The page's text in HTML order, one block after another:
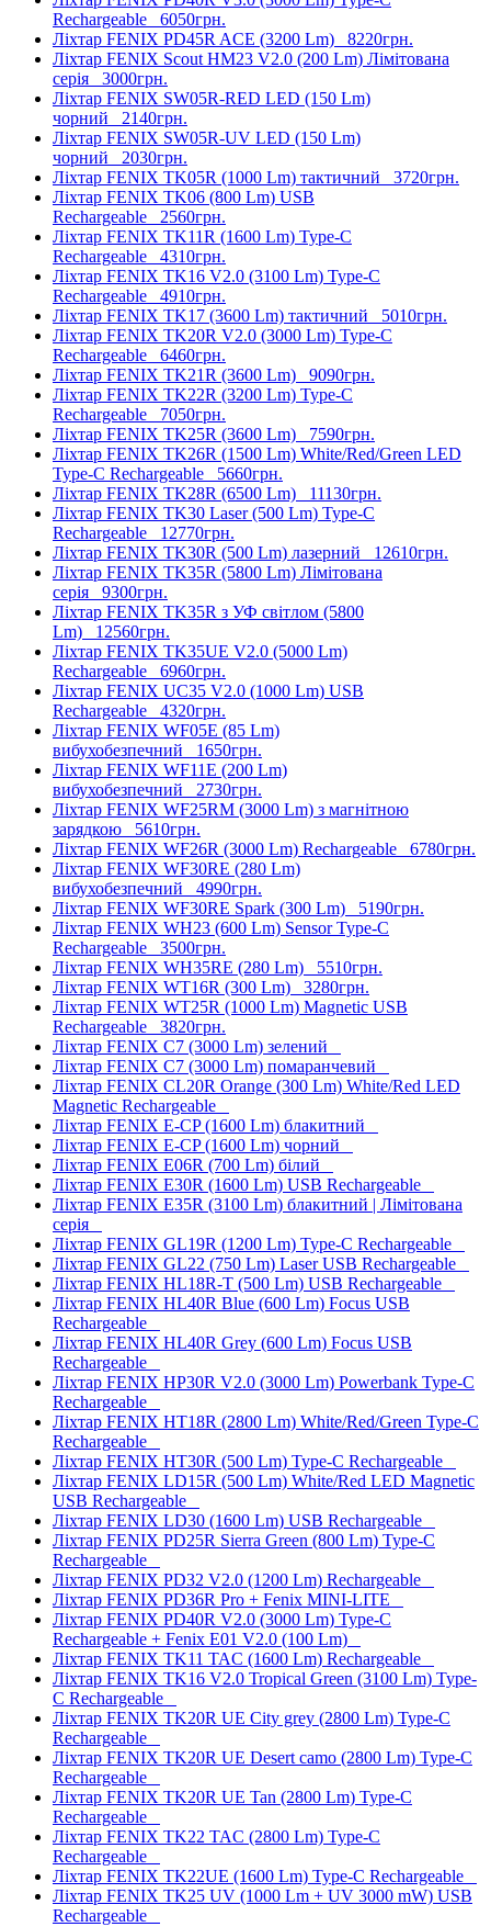
Rechargeable 6050грн.
Ліхтар FENIX PD45R ACE (3200 Lm) 8220грн.
Ліхтар FENIX Scout HM23 V2.0 (200 Lm) Лімітована
серія 3000грн.
Ліхтар FENIX SW05R-RED LED (150 Lm)
чорний 2140грн.
Ліхтар FENIX SW05R-UV LED (150 Lm)
чорний 2030грн.
Ліхтар FENIX TK05R (1000 Lm) тактичний 3720грн.
Ліхтар FENIX TK06 (800 Lm) USB
Rechargeable 2560грн.
Ліхтар FENIX TK11R (1600 Lm) Type-C
Rechargeable 4310грн.
Ліхтар FENIX TK16 V2.0 (3100 Lm) Type-C
Rechargeable 4910грн.
Ліхтар FENIX TK17 (3600 Lm) тактичний 5010грн.
Ліхтар FENIX TK20R V2.0 (3000 Lm) Type-C
Rechargeable 6460грн.
Ліхтар FENIX TK21R (3600 Lm) 9090грн.
Ліхтар FENIX TK22R (3200 Lm) Type-C
Rechargeable 7050грн.
Ліхтар FENIX TK25R (3600 Lm) 7590грн.
Ліхтар FENIX TK26R (1500 Lm) White/Red/Green LED
Type-C Rechargeable 5660грн.
Ліхтар FENIX TK28R (6500 Lm) 11130грн.
Ліхтар FENIX TK30 Laser (500 Lm) Type-C
Rechargeable 12770грн.
Ліхтар FENIX TK30R (500 Lm) лазерний 12610грн.
Ліхтар FENIX TK35R (5800 Lm) Лімітована
серія 9300грн.
Ліхтар FENIX TK35R з УФ світлом (5800
Lm) 12560грн.
Ліхтар FENIX TK35UE V2.0 (5000 Lm)
Rechargeable 6960грн.
Ліхтар FENIX UC35 V2.0 (1000 Lm) USB
Rechargeable 4320грн.
Ліхтар FENIX WF05E (85 Lm)
вибухобезпечний 1650грн.
Ліхтар FENIX WF11E (200 Lm)
вибухобезпечний 2730грн.
Ліхтар FENIX WF25RM (3000 Lm) з магнітною
зарядкою 5610грн.
Ліхтар FENIX WF26R (3000 Lm) Rechargeable 6780грн.
Ліхтар FENIX WF30RE (280 Lm)
вибухобезпечний 4990грн.
Ліхтар FENIX WF30RE Spark (300 Lm) 5190грн.
Ліхтар FENIX WH23 (600 Lm) Sensor Type-C
Rechargeable 3500грн.
Ліхтар FENIX WH35RE (280 Lm) 5510грн.
Ліхтар FENIX WT16R (300 Lm) 3280грн.
Ліхтар FENIX WT25R (1000 Lm) Magnetic USB
Rechargeable 3820грн.
Ліхтар FENIX C7 (3000 Lm) зелений
Ліхтар FENIX C7 (3000 Lm) помаранчевий
Ліхтар FENIX CL20R Orange (300 Lm) White/Red LED
Magnetic Rechargeable
Ліхтар FENIX E-CP (1600 Lm) блакитний
Ліхтар FENIX E-CP (1600 Lm) чорний
Ліхтар FENIX E06R (700 Lm) білий
Ліхтар FENIX E30R (1600 Lm) USB Rechargeable
Ліхтар FENIX E35R (3100 Lm) блакитний | Лімітована
серія
Ліхтар FENIX GL19R (1200 Lm) Type-C Rechargeable
Ліхтар FENIX GL22 (750 Lm) Laser USB Rechargeable
Ліхтар FENIX HL18R-T (500 Lm) USB Rechargeable
Ліхтар FENIX HL40R Blue (600 Lm) Focus USB
Rechargeable
Ліхтар FENIX HL40R Grey (600 Lm) Focus USB
Rechargeable
Ліхтар FENIX HP30R V2.0 (3000 Lm) Powerbank Type-C
Rechargeable
Ліхтар FENIX HT18R (2800 Lm) White/Red/Green Type-C
Rechargeable
Ліхтар FENIX HT30R (500 Lm) Type-C Rechargeable
Ліхтар FENIX LD15R (500 Lm) White/Red LED Magnetic
USB Rechargeable
Ліхтар FENIX LD30 (1600 Lm) USB Rechargeable
Ліхтар FENIX PD25R Sierra Green (800 Lm) Type-C
Rechargeable
Ліхтар FENIX PD32 V2.0 (1200 Lm) Rechargeable
Ліхтар FENIX PD36R Pro + Fenix MINI-LITE
Ліхтар FENIX PD40R V2.0 (3000 Lm) Type-C
Rechargeable + Fenix E01 V2.0 (100 Lm)
Ліхтар FENIX TK11 TAC (1600 Lm) Rechargeable
Ліхтар FENIX TK16 V2.0 Tropical Green (3100 Lm) Type-
C Rechargeable
Ліхтар FENIX TK20R UE City grey (2800 Lm) Type-C
Rechargeable
Ліхтар FENIX TK20R UE Desert camo (2800 Lm) Type-C
Rechargeable
Ліхтар FENIX TK20R UE Tan (2800 Lm) Type-C
Rechargeable
Ліхтар FENIX TK22 TAC (2800 Lm) Type-C
Rechargeable
Ліхтар FENIX TK22UE (1600 Lm) Type-C Rechargeable
Ліхтар FENIX TK25 UV (1000 Lm + UV 3000 mW) USB
Rechargeable